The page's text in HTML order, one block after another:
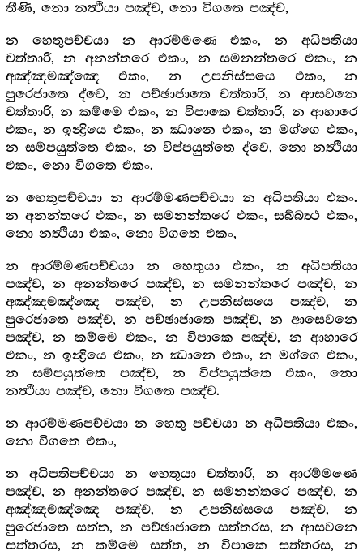
තීණි, නො නත්‍ථියා පඤ්ච, නො විගතෙ පඤ්ච,
න හෙතුපච්චයා න ආරම්මණෙ එකං, න අධිපතියා
චත්තාරි, න අනන්තරෙ එකං, න සමනන්තරෙ එකං, න
අඤ්ඤමඤ්ඤෙ එකං, න උපනිස්සයෙ එකං, න
පුරෙජාතෙ ද්වෙ, න පච්ඡාජාතෙ චත්තාරි, න ආසවනෙ
චත්තාරි, න කම්මෙ එකං, න විපාකෙ චත්තාරි, න ආහාරෙ
එකං, න ඉන්‍ද්‍රියෙ එකං, න ඣානෙ එකං, න මග්ගෙ එකං,
න සම්පයුත්තෙ එකං, න විප්පයුත්තෙ ද්වෙ, නො නත්‍ථියා
එකං, නො විගතෙ එකං.
න හෙතුපච්චයා න ආරම්මණපච්චයා න අධිපතියා එකං.
න අනන්තරෙ එකං, න සමනන්තරෙ එකං, සබ්බත්‍ථ එකං,
නො නත්‍ථියා එකං, නො විගතෙ එකං,
න ආරම්මණපච්චයා න හෙතුයා එකං, න අධිපතියා
පඤ්ච, න අනන්තරෙ පඤ්ච, න සමනන්තරෙ පඤ්ච, න
අඤ්ඤමඤ්ඤෙ පඤ්ච, න උපනිස්සයෙ පඤ්ච, න
පුරෙජාතෙ පඤ්ච, න පච්ඡාජාතෙ පඤ්ච, න ආසෙවනෙ
පඤ්ච, න කම්මෙ එකං, න විපාකෙ පඤ්ච, න ආහාරෙ
එකං, න ඉන්‍ද්‍රියෙ එකං, න ඣානෙ එකං, න මග්ගෙ එකං,
න සම්පයුත්තෙ පඤ්ච, න විප්පයුත්තෙ එකං, නො
නත්‍ථියා පඤ්ච, නො විගතෙ පඤ්ච.
න ආරම්මණපච්චයා න හෙතු පච්චයා න අධිපතියා එකං,
නො විගතෙ එකං,
න අධිපතිපච්චයා න හෙතුයා චත්තාරි, න ආරම්මණෙ
පඤ්ච, න අනන්තරෙ පඤ්ච, න සමනන්තරෙ පඤ්ච, න
අඤ්ඤමඤ්ඤෙ පඤ්ච, න උපනිස්සයෙ පඤ්ච, න
පුරෙජාතෙ සත්ත, න පච්ඡාජාතෙ සත්තරස, න ආසවනෙ
සත්තරස, න කම්මෙ සත්ත, න විපාකෙ සත්තරස, න